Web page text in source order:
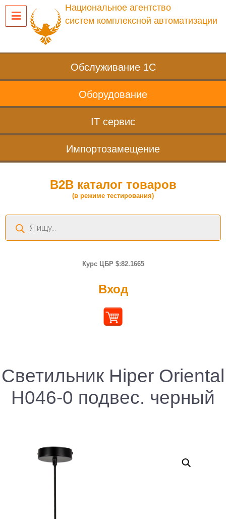
Национальное агентство
систем комплексной автоматизации
Обслуживание 1С
Оборудование
IT сервис
Импортозамещение
B2B каталог товаров
(в режиме тестирования)
Поиск
товаров
Курс ЦБР $:82.1665
Вход
Светильник Hiper Oriental
H046-0 подвес. черный